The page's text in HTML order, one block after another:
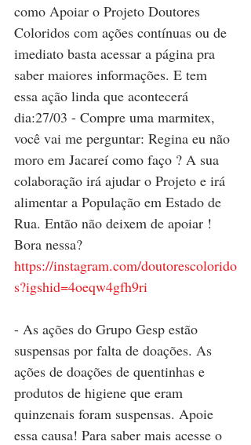
como Apoiar o Projeto Doutores
Coloridos com ações contínuas ou de
imediato basta acessar a página pra
saber maiores informações. E tem
essa ação linda que acontecerá
dia:27/03 - Compre uma marmitex,
você vai me perguntar: Regina eu não
moro em Jacareí como faço ? A sua
colaboração irá ajudar o Projeto e irá
alimentar a População em Estado de
Rua. Então não deixem de apoiar !
Bora nessa?
https://instagram.com/doutorescolorido
s?igshid=4oeqw4gfh9ri
- As ações do Grupo Gesp estão
suspensas por falta de doações. As
ações de doações de quentinhas e
produtos de higiene que eram
quinzenais foram suspensas. Apoie
essa causa! Para saber mais acesse o